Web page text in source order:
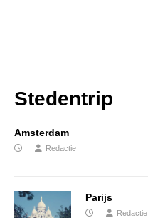
Stedentrip
Amsterdam
Redactie
Parijs
Redactie